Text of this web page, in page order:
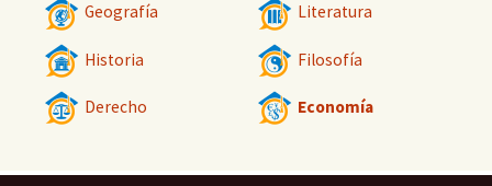
Geografía Literatura
Historia Filosofía
Derecho Economía